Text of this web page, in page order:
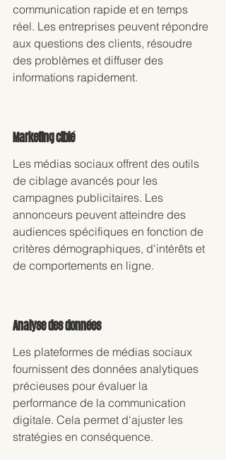
communication rapide et en temps
réel. Les entreprises peuvent répondre
aux questions des clients, résoudre
des problèmes et diffuser des
informations rapidement.
Marketing ciblé
Les médias sociaux offrent des outils
de ciblage avancés pour les
campagnes publicitaires. Les
annonceurs peuvent atteindre des
audiences spécifiques en fonction de
critères démographiques, d'intérêts et
de comportements en ligne.
Analyse des données
Les plateformes de médias sociaux
fournissent des données analytiques
précieuses pour évaluer la
performance de la communication
digitale. Cela permet d'ajuster les
stratégies en conséquence.